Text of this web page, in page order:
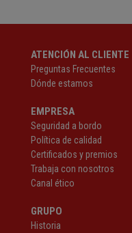
ATENCIÓN AL CLIENTE
Preguntas Frecuentes
Dónde estamos
EMPRESA
Seguridad a bordo
Política de calidad
Certificados y premios
Trabaja con nosotros
Canal ético
GRUPO
Historia